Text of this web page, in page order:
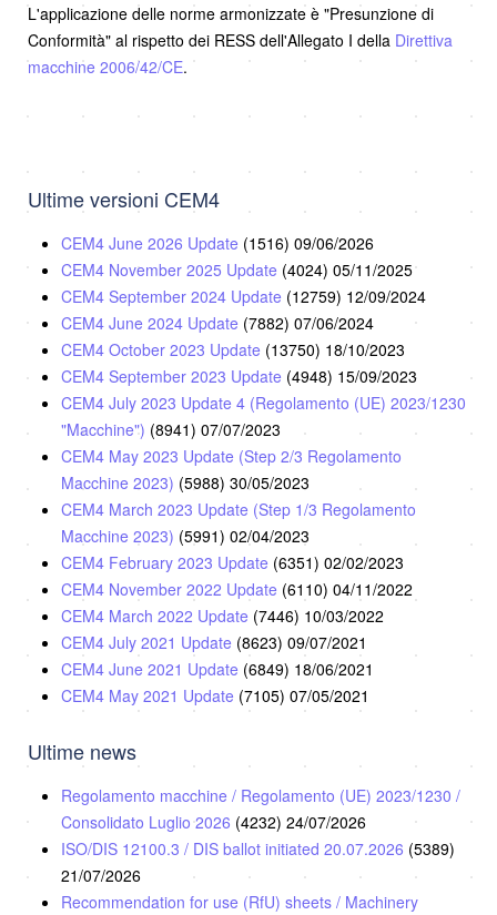
L'applicazione delle norme armonizzate è "Presunzione di
Conformità" al rispetto dei RESS dell'Allegato I della Direttiva
macchine 2006/42/CE.
Ultime versioni CEM4
CEM4 June 2026 Update (1516) 09/06/2026
CEM4 November 2025 Update (4024) 05/11/2025
CEM4 September 2024 Update (12759) 12/09/2024
CEM4 June 2024 Update (7882) 07/06/2024
CEM4 October 2023 Update (13750) 18/10/2023
CEM4 September 2023 Update (4948) 15/09/2023
CEM4 July 2023 Update 4 (Regolamento (UE) 2023/1230
"Macchine") (8941) 07/07/2023
CEM4 May 2023 Update (Step 2/3 Regolamento
Macchine 2023) (5988) 30/05/2023
CEM4 March 2023 Update (Step 1/3 Regolamento
Macchine 2023) (5991) 02/04/2023
CEM4 February 2023 Update (6351) 02/02/2023
CEM4 November 2022 Update (6110) 04/11/2022
CEM4 March 2022 Update (7446) 10/03/2022
CEM4 July 2021 Update (8623) 09/07/2021
CEM4 June 2021 Update (6849) 18/06/2021
CEM4 May 2021 Update (7105) 07/05/2021
Ultime news
Regolamento macchine / Regolamento (UE) 2023/1230 /
Consolidato Luglio 2026 (4232) 24/07/2026
ISO/DIS 12100.3 / DIS ballot initiated 20.07.2026 (5389)
21/07/2026
Recommendation for use (RfU) sheets / Machinery